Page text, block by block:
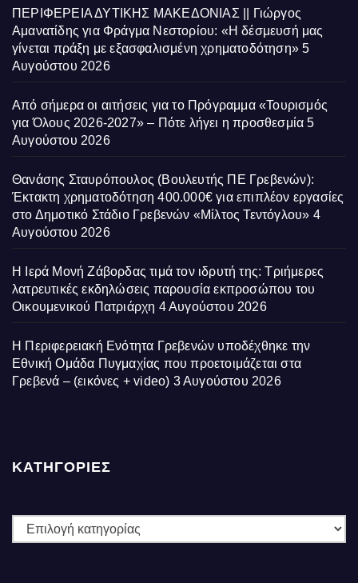
ΠΕΡΙΦΕΡΕΙΑ ΔΥΤΙΚΗΣ ΜΑΚΕΔΟΝΙΑΣ || Γιώργος
Αμανατίδης για Φράγμα Νεστορίου: «Η δέσμευσή μας
γίνεται πράξη με εξασφαλισμένη χρηματοδότηση» 5
Αυγούστου 2026
Από σήμερα οι αιτήσεις για το Πρόγραμμα «Τουρισμός
για Όλους 2026-2027» – Πότε λήγει η προσθεσμία 5
Αυγούστου 2026
Θανάσης Σταυρόπουλος (Βουλευτής ΠΕ Γρεβενών):
Έκτακτη χρηματοδότηση 400.000€ για επιπλέον εργασίες
στο Δημοτικό Στάδιο Γρεβενών «Μίλτος Τεντόγλου» 4
Αυγούστου 2026
Η Ιερά Μονή Ζάβορδας τιμά τον ιδρυτή της: Τριήμερες
λατρευτικές εκδηλώσεις παρουσία εκπροσώπου του
Οικουμενικού Πατριάρχη 4 Αυγούστου 2026
Η Περιφερειακή Ενότητα Γρεβενών υποδέχθηκε την
Εθνική Ομάδα Πυγμαχίας που προετοιμάζεται στα
Γρεβενά – (εικόνες + video) 3 Αυγούστου 2026
ΚΑΤΗΓΟΡΙΕΣ
ΚΑΤΗΓΟΡΙΕΣ